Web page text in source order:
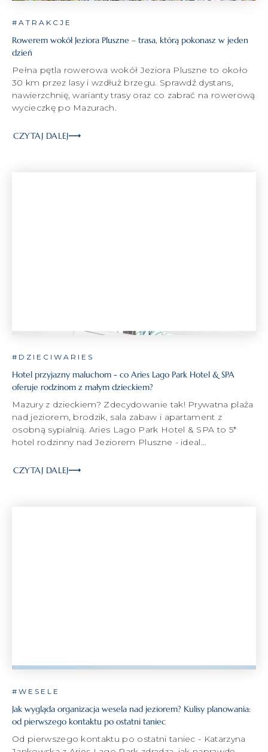
#ATRAKCJE
Rowerem wokół Jeziora Pluszne – trasa, którą pokonasz w jeden
dzień
Pełna pętla rowerowa wokół Jeziora Pluszne to około
30 km przez lasy i wzdłuż brzegu. Sprawdź dystans,
nawierzchnię, warianty trasy oraz co zabrać na rowerową
wycieczkę po Mazurach.
CZYTAJ DALEJ
#DZIECIWARIES
Hotel przyjazny maluchom - co Aries Lago Park Hotel & SPA
oferuje rodzinom z małym dzieckiem?
Mazury z dzieckiem? Zdecydowanie tak! Prywatna plaża
nad jeziorem, brodzik, sala zabaw i apartament z
osobną sypialnią. Aries Lago Park Hotel & SPA to 5*
hotel rodzinny nad Jeziorem Pluszne - ideal...
CZYTAJ DALEJ
#WESELE
Jak wygląda organizacja wesela nad jeziorem? Kulisy planowania:
od pierwszego kontaktu po ostatni taniec
Od pierwszego kontaktu po ostatni taniec - Katarzyna